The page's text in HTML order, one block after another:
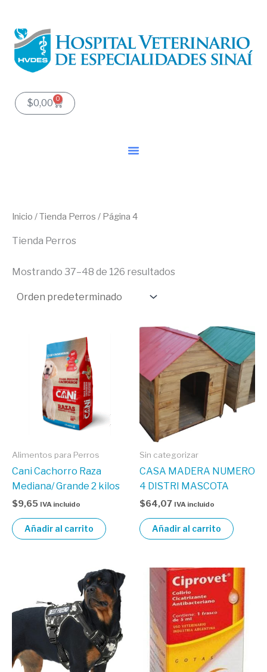
contenido
$0,00 0
Carrito
Inicio /Tienda Perros / Página 4
Tienda Perros
Mostrando 37–48 de 126 resultados
Alimentos para Perros
Cani Cachorro Raza
Mediana/ Grande 2 kilos
$9,65 IVA incluido
Añadir al carrito
Sin categorizar
CASA MADERA NUMERO
4 DISTRI MASCOTA
$64,07 IVA incluido
Añadir al carrito